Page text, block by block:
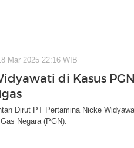
Mar 2025 22:16 WIB
di Kasus
Dirut PT Pertamina Nicke
Negara (PGN).